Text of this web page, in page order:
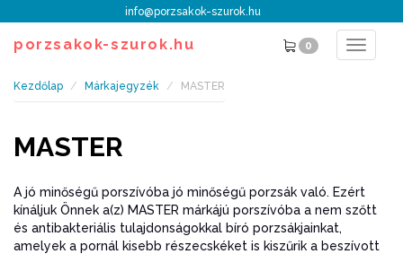
info@porzsakok-szurok.hu
porzsakok-szurok.hu 0
Toggle
Kezdőlap Márkajegyzék MASTER
MASTER
A jó minőségű porszívóba jó minőségű porzsák való. Ezért
kínáljuk Önnek a(z) MASTER márkájú porszívóba a nem szőtt
és antibakteriális tulajdonságokkal bíró porzsákjainkat,
amelyek a pornál kisebb részecskéket is kiszűrik a beszívott